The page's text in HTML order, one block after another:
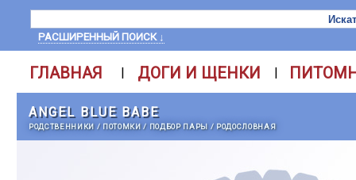
РАСШИРЕННЫЙ ПОИСК ↓
ГЛАВНАЯ | ДОГИ И ЩЕНКИ |
ANGEL BLUE BABE
РОДСТВЕННИКИ / ПОТОМКИ/ ПОДБОР ПАРЫ / РОДОСЛОВНАЯ